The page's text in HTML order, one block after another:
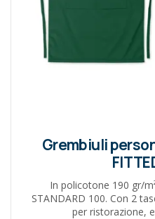
Grembiuli
In policotone 190 gr/
STANDARD 100. Con 2
per ristorazione,